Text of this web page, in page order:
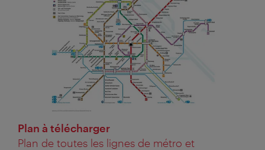
Catégorie:
Plan à télécharger
Plan de toutes les lignes de métro et